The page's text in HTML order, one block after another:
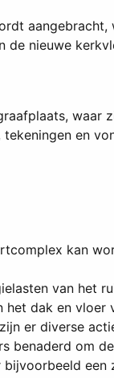
aangebracht,
de nieuwe
waar
en
kan
van het
dak en vloer
er diverse
benaderd om
bijvoorbeeld een